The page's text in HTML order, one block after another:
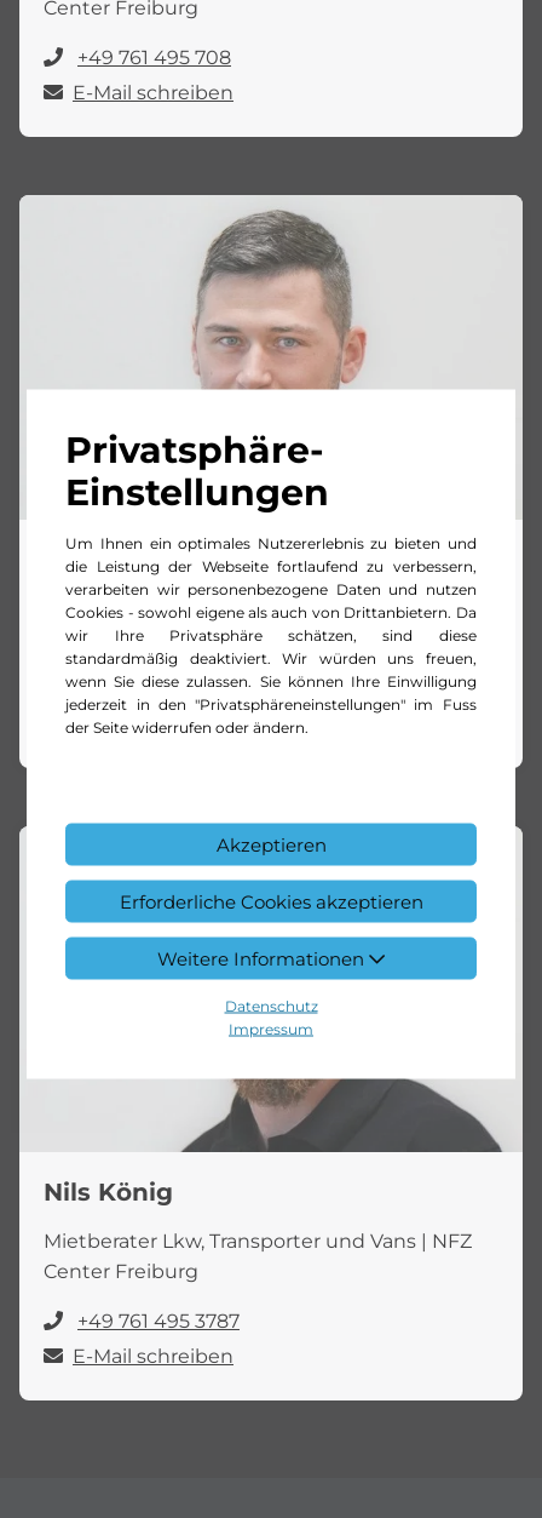
Privatsphäre-
Einstellungen
Um Ihnen ein optimales Nutzererlebnis zu bieten und
die Leistung der Webseite fortlaufend zu verbessern,
verarbeiten wir personenbezogene Daten und nutzen
Cookies - sowohl eigene als auch von Drittanbietern. Da
wir Ihre Privatsphäre schätzen, sind diese
standardmäßig deaktiviert. Wir würden uns freuen,
wenn Sie diese zulassen. Sie können Ihre Einwilligung
jederzeit in den "Privatsphäreneinstellungen" im Fuss
der Seite widerrufen oder ändern.
Akzeptieren
Erforderliche Cookies akzeptieren
Weitere Informationen
Datenschutz
Impressum
Center Freiburg
+49 761 495 708
E-Mail schreiben
Lukas Moser
Mietberater Lkw, Transporter und Vans | NFZ
Center Freiburg
+49 761 495 3787
E-Mail schreiben
Nils König
Mietberater Lkw, Transporter und Vans | NFZ
Center Freiburg
+49 761 495 3787
E-Mail schreiben